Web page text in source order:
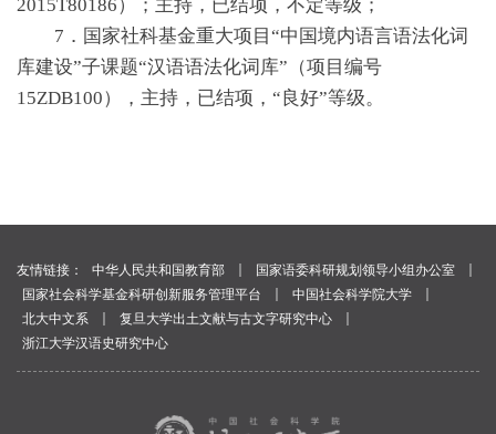
2015T80186）；主持，已结项，不定等级；
7．国家社科基金重大项目“中国境内语言语法化词
库建设”子课题“汉语语法化词库”（项目编号
15ZDB100），主持，已结项，“良好”等级。
友情链接： 中华人民共和国教育部 国家语委科研规划领导小组办公室
国家社会科学基金科研创新服务管理平台
中国社会科学院大学
北大中文系
复旦大学出土文献与古文字研究中心
浙江大学汉语史研究中心